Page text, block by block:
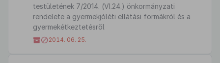
testületének 7/2014. (VI.24.) önkormányzati
rendelete a gyermekjóléti ellátási formákról és a
gyermekétkeztetésről
2014. 06. 25.